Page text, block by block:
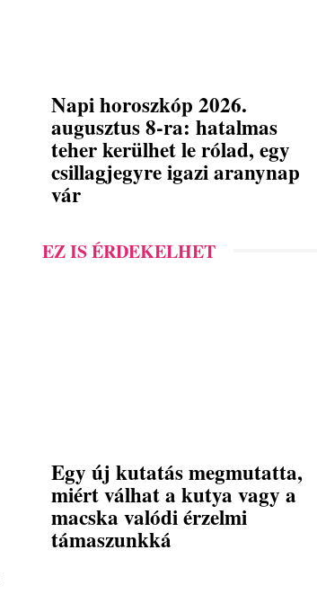
Napi horoszkóp 2026.
augusztus 8-ra: hatalmas
teher kerülhet le rólad, egy
csillagjegyre igazi aranynap
vár
EZ IS ÉRDEKELHET
Egy új kutatás megmutatta,
miért válhat a kutya vagy a
macska valódi érzelmi
támaszunkká